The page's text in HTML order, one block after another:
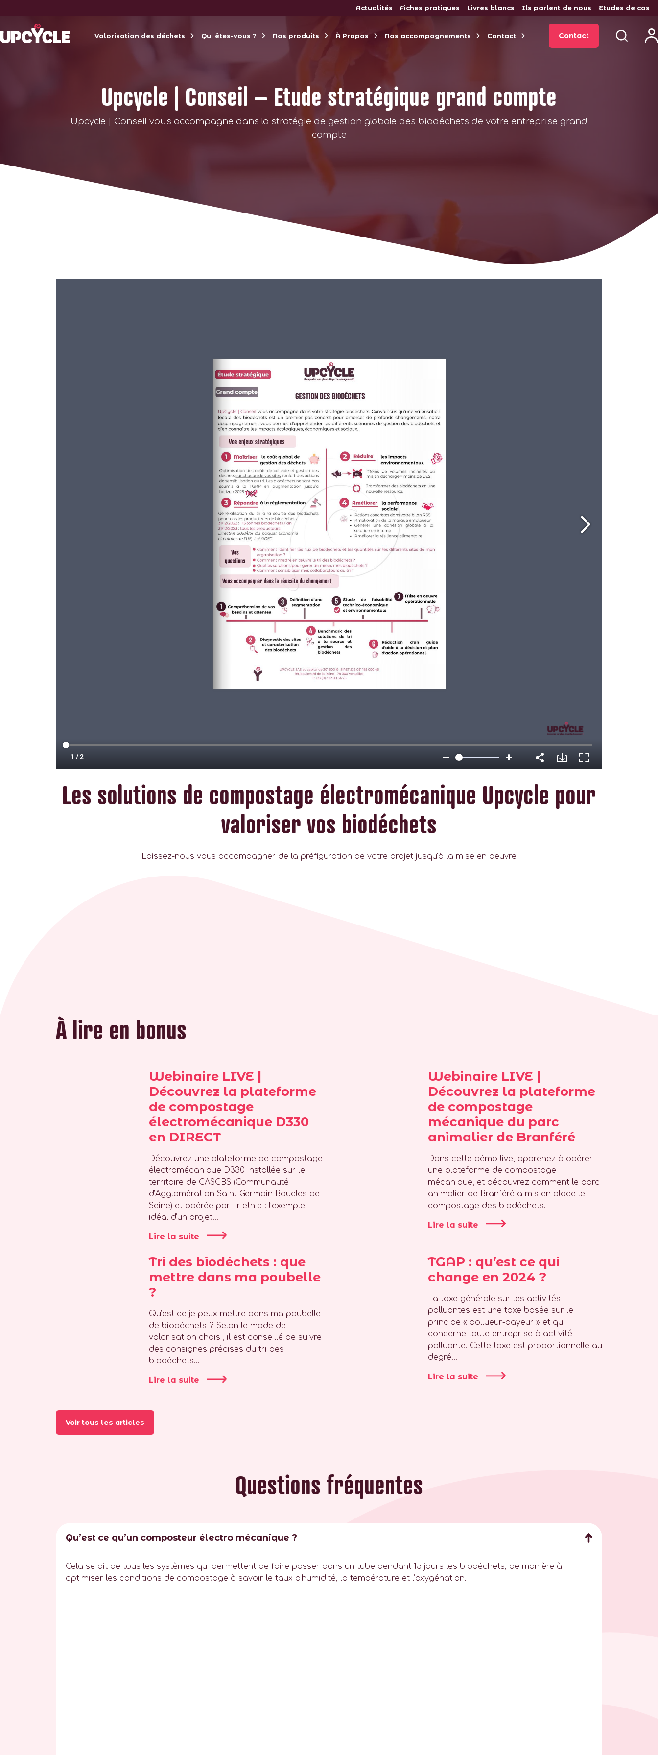
Actualités Fiches pratiques Livres blancs Ils parlent de nous Etudes de cas
Valorisation des déchets Qui êtes-vous ? Nos produits À Propos Nos accompagnements Contact Contact
Upcycle | Conseil – Etude stratégique grand compte
Upcycle | Conseil vous accompagne dans la stratégie de gestion globale des biodéchets de votre entreprise grand
compte
Les solutions de compostage électromécanique Upcycle pour
valoriser vos biodéchets
Laissez-nous vous accompagner de la préfiguration de votre projet jusqu’à la mise en oeuvre
À lire en bonus
Webinaire LIVE |
Découvrez la plateforme
de compostage
électromécanique D330
en DIRECT
Découvrez une plateforme de compostage
électromécanique D330 installée sur le
territoire de CASGBS (Communauté
d’Agglomération Saint Germain Boucles de
Seine) et opérée par Triethic : l’exemple
idéal d’un projet...
Lire la suite
Webinaire LIVE |
Découvrez la plateforme
de compostage
mécanique du parc
animalier de Branféré
Dans cette démo live, apprenez à opérer
une plateforme de compostage
mécanique, et découvrez comment le parc
animalier de Branféré a mis en place le
compostage des biodéchets.
Lire la suite
Tri des biodéchets : que
mettre dans ma poubelle
?
Qu’est ce je peux mettre dans ma poubelle
de biodéchets ? Selon le mode de
valorisation choisi, il est conseillé de suivre
des consignes précises du tri des
biodéchets...
Lire la suite
TGAP : qu’est ce qui
change en 2024 ?
La taxe générale sur les activités
polluantes est une taxe basée sur le
principe « pollueur-payeur » et qui
concerne toute entreprise à activité
polluante. Cette taxe est proportionnelle au
degré...
Lire la suite
Voir tous les articles
Questions fréquentes
Qu’est ce qu’un composteur électro mécanique ?
Cela se dit de tous les systèmes qui permettent de faire passer dans un tube pendant 15 jours les biodéchets, de manière à
optimiser les conditions de compostage à savoir le taux d’humidité, la température et l’oxygénation.